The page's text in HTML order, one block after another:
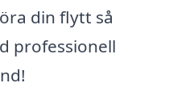
din flytt så
professionell